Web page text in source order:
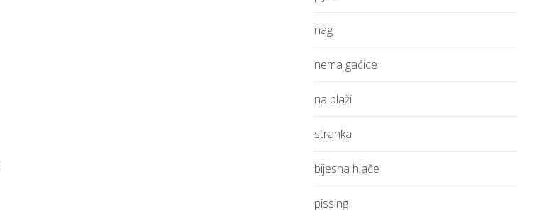
nag
nema gaćice
na plaži
stranka
bijesna hlače
pissing